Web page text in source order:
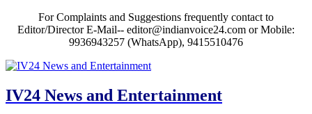
For Complaints and Suggestions frequently contact to
Editor/Director E-Mail-- editor@indianvoice24.com or Mobile:
9936943257 (WhatsApp), 9415510476
IV24 News and Entertainment